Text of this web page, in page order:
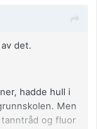
det.
hadde hull i
Men
og fluor